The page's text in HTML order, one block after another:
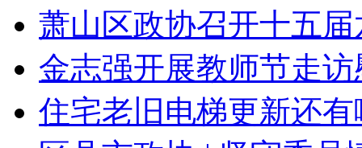
萧山区政协召开十五
金志强开展教师节走
住宅老旧电梯更新还